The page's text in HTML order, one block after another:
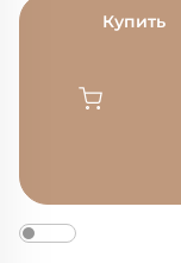
Купить